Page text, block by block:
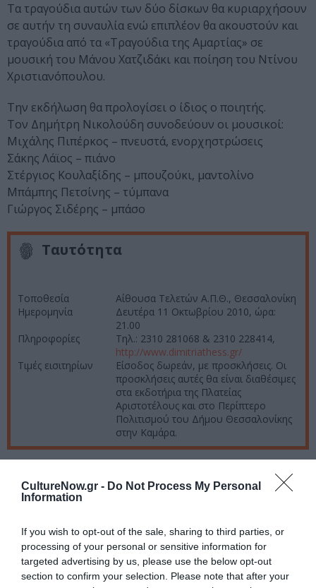
CultureNow.gr - Do Not Process My Personal
Information
If you wish to opt-out of the sale, sharing to third parties, or
processing of your personal or sensitive information for
targeted advertising by us, please use the below opt-out
section to confirm your selection. Please note that after your
Τα τραγούδια αυτών των δύο δίσκων θα κυριαρχήσουν
σε αυτήν τη συναυλία ενώ επιπλέον θα ακουστούν και
τραγούδια από τα «Τραγούδια της Αμαρτίας» σε
μουσική του Μάνου Χατζιδάκι και ποίηση του Ντίνου
Χριστιανόπουλου.
Την εκδήλωση θα προλογίσει ο ίδιος ο ποιητής.
Τον Δημήτρη Νικολούδη συνοδεύουν οι μουσικοί:
Μιχάλης Πιπέρκος – πνευστά, ενορχηστρώσεις
Σάκης Λάϊος – πιάνο
Στέργιος Κουλαξίδης – μπουζούκι, μαντολίνο
Μπάμπης Πετσίνης – τύμπανα
Γιώργος Σιδέρης – μπάσο
Ταυτότητα
Τοποθεσία
Αίθουσα Τελετών Α.Π.Θ., Θεσσαλονίκη
Ημερομηνία
Δευτέρα 11 Οκτωβρίου 2010, ώρα:
21.00
Πληροφορίες
Τηλ.: 2310 281068 & 2310 228414,
http://www.dimitriathess.gr/
Τιμές εισιτηρίων
Είσοδος δωρεάν, με προσκλήσεις. Οι
προσκλήσεις αυτές θα είναι διαθέσιμες
στα εκδοτήρια της Πλατείας
Αριστοτέλους και στο Περίπτερο
Πολιτισμού του Δήμου Θεσσαλονίκης
στην Καμάρα.
Google News
και
μάθετε πρώτοι όλες τις ειδήσεις
Πολιτισμό στοCulturenow.gr
Νέοι Διαγωνισμοί❯